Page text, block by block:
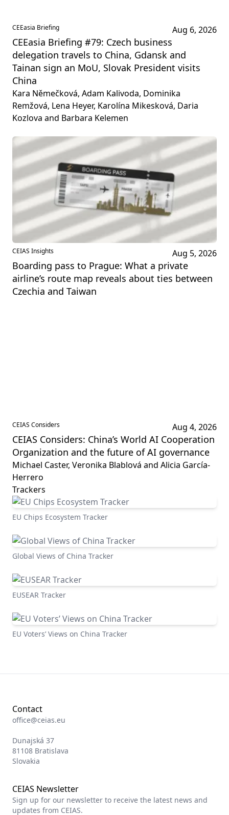
CEEasia Briefing Aug 6, 2026
CEEasia Briefing #79: Czech business
delegation travels to China, Gdansk and
Tainan sign an MoU, Slovak President visits
China
Kara Němečková, Adam Kalivoda, Dominika
Remžová, Lena Heyer, Karolína Mikesková, Daria
Kozlova and Barbara Kelemen
CEIAS Insights Aug 5, 2026
Boarding pass to Prague: What a private
airline’s route map reveals about ties between
Czechia and Taiwan
CEIAS Considers Aug 4, 2026
CEIAS Considers: China’s World AI Cooperation
Organization and the future of AI governance
Michael Caster, Veronika Blablová and Alicia García-
Herrero
Trackers
EU Chips Ecosystem Tracker
Global Views of China Tracker
EUSEAR Tracker
EU Voters’ Views on China Tracker
Contact
office@ceias.eu
Dunajská 37
81108 Bratislava
Slovakia
CEIAS Newsletter
Sign up for our newsletter to receive the latest news and
updates from CEIAS.